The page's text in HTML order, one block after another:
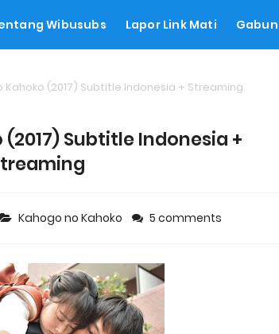
Wibusubs Lapor Link Mati
Kahoko (2017) Subtitle Indonesia + Streaming
Subtitle Indonesia +
Kahogo no Kahoko 5 comments